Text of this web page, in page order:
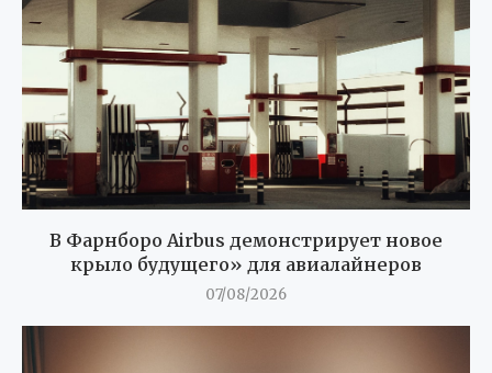
В Фарнборо Airbus демонстрирует новое
крыло будущего» для авиалайнеров
07/08/2026